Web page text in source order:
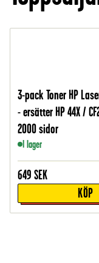
3-pack Toner HP
- ersätter HP 44X /
2000 sidor
I lager
649 SEK
KÖP